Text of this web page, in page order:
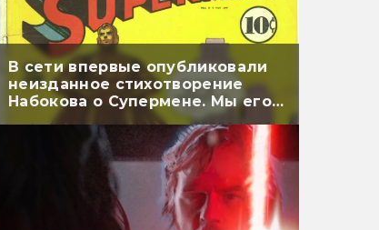
В сети впервые опубликовали
неизданное стихотворение
Набокова о Супермене. Мы его
перевели